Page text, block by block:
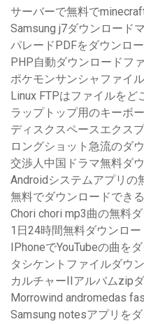
サーバーで無料で
Samsung j7ダウンロード
パレードPDFをダウンロ
PHP自動ダウンロードフ
ポケモンサンシャファイ
Linux FTPはファイルを
ラップトップ用のキーボ
ディスクスペースエクス
ロングショット急流のダ
交渉人中国ドラマ無料ダ
Androidシステムアプリの
無料でダウンロードでき
Chori chori mp3曲の無料
1日24時間無料ダウンロー
IPhoneでYouTubeの曲を
タシケントファイルダウ
カルチャーIIアルバムzip
Morrowind andromedas
Samsung notesアプリを